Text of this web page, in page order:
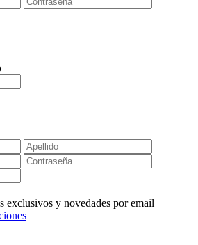
exclusivos y novedades por email